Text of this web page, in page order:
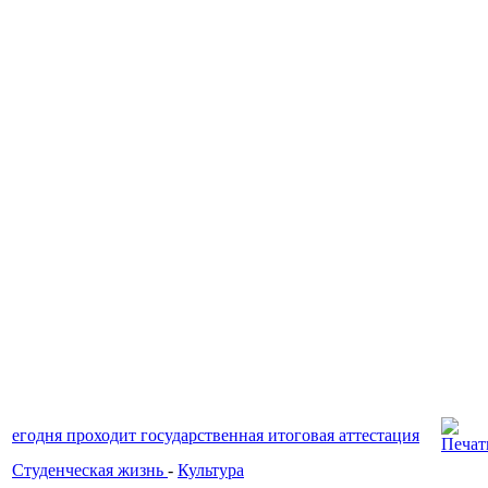
егодня проходит государственная итоговая аттестация
Студенческая жизнь - Культура